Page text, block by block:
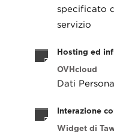
specificato
servizio
Hosting ed
OVHcloud
Dati
Interazione
Widget di